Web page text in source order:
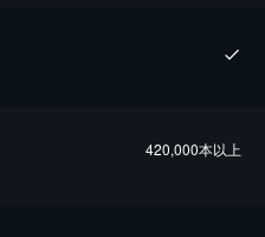
420,000本以上